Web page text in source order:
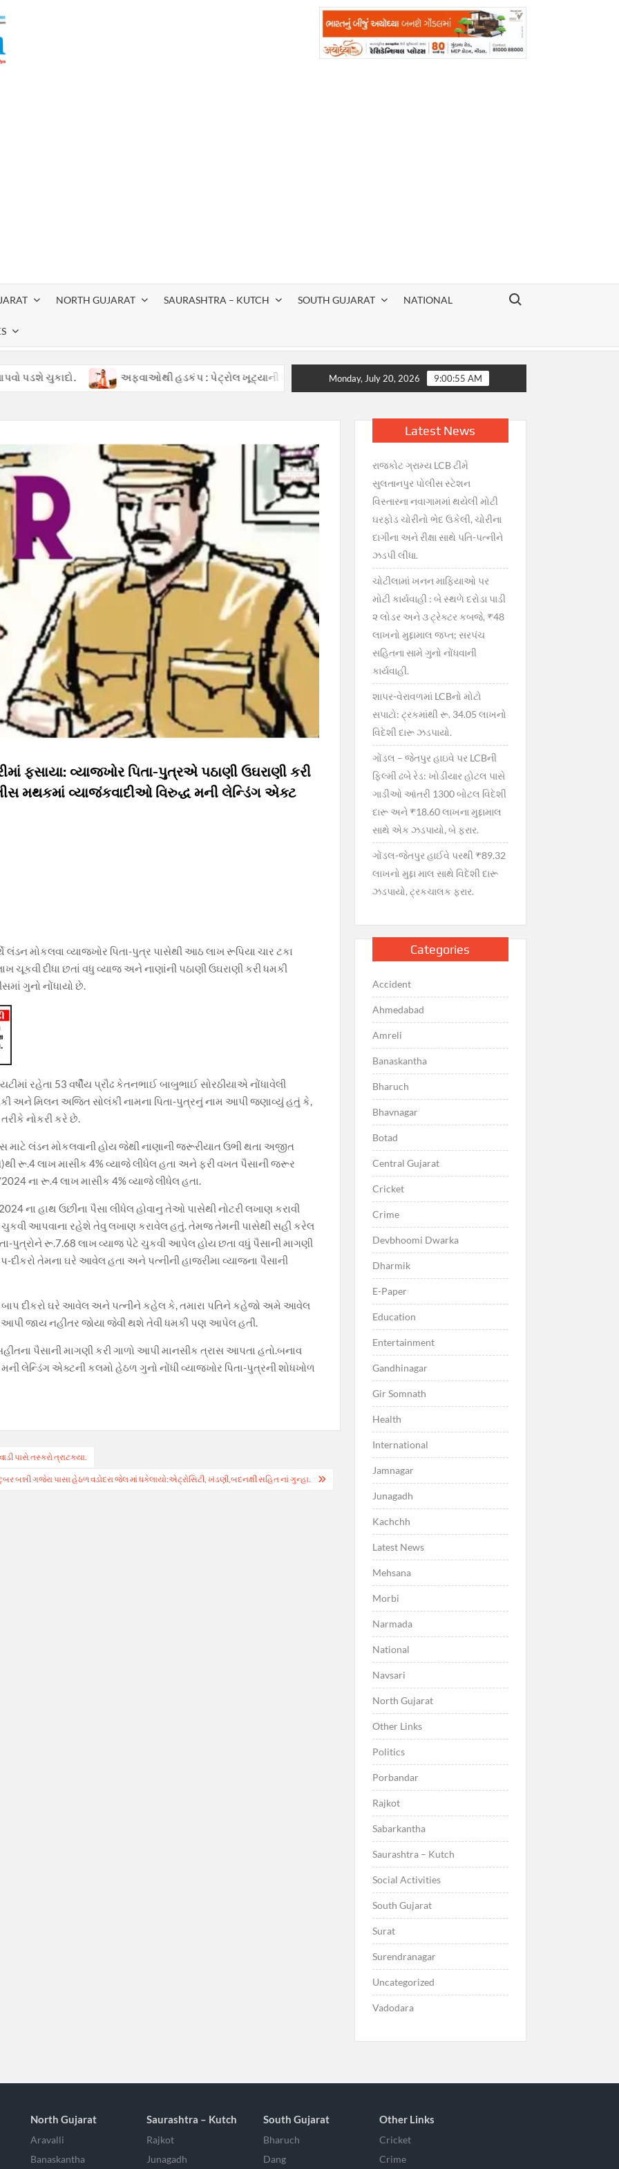
NORTH GUJARAT SAURASHTRA – KUTCH SOUTH GUJARAT NATIONAL
Search for:
અફવાઓથી હડકંપ : પેટ્રોલ ખૂટ્યાની ખોટી વાતોથી ગુજરાતમાં ગભરાટ, સરકારની તાત્કાલિક સ્પષ્ટતા : જથ્થો પૂરતો છે,
Monday, July 20, 2026 9:00:56 AM
ફસાયા: વ્યાજખોર પિતા-પુત્રએ પઠાણી ઉઘરાણી કરી
મથકમાં વ્યાજંકવાદીઓ વિરુદ્ધ મની લેન્ડિંગ એક્ટ
મોકલવા વ્યાજખોર પિતા-પુત્ર પાસેથી આઠ લાખ રૂપિયા ચાર ટકા
ચૂકવી દીધા છતાં વધુ વ્યાજ અને નાણાંની પઠાણી ઉઘરાણી કરી ધમકી
ગુનો નોંધાયો છે.
રહેતા 53 વર્ષીય પ્રૌઢ કેતનભાઈ બાબુભાઈ સોરઠીયાએ નોંધાવેલી
અને મિલન અજિત સોલંકી નામના પિતા-પુત્રનું નામ આપી જણાવ્યું હતું કે,
નોકરી કરે છે.
માટે લંડન મોકલવાની હોય જેથી નાણાની જરૂરીયાત ઉભી થતા અજીત
રૂ.4 લાખ માસીક 4% વ્યાજે લીધેલ હતા અને ફરી વખત પૈસાની જરૂર
ના રૂ.4 લાખ માસીક 4% વ્યાજે લીધેલ હતા.
ના હાથ ઉછીના પૈસા લીધેલ હોવાનુ તેઓ પાસેથી નોટરી લખાણ કરાવી
આપવાના રહેશે તેવુ લખાણ કરાવેલ હતું. તેમજ તેમની પાસેથી સહી કરેલ
પુત્રોને રૂ.7.68 લાખ વ્યાજ પેટે ચુકવી આપેલ હોય છતા વધું પૈસાની માગણી
તેમના ઘરે આવેલ હતા અને પત્નીની હાજરીમા વ્યાજના પૈસાની
બાપ દીકરો ઘરે આવેલ અને પત્નીને કહેલ કે, તમારા પતિને કહેજો અમે આવેલ
જાય નહીતર જોયા જેવી થશે તેવી ધમકી પણ આપેલ હતી.
પૈસાની માગણી કરી ગાળો આપી માનસીક ત્રાસ આપતા હતો.બનાવ
લેન્ડિંગ એક્ટની કલમો હેઠળ ગુનો નોંધી વ્યાજખોર પિતા-પુત્રની શોધખોળ
પાસે તસ્કરો ત્રાટકયા.
બન્ની ગજેરા પાસા હેઠળ વડોદરા જેલ માં ધકેલાયો:એટ્રોસિટી, ખંડણી,બદનક્ષી સહિત નાં ગુન્હા.
Latest News
રાજકોટ ગ્રામ્ય LCB ટીમે
સુલતાનપુર પોલીસ સ્ટેશન
વિસ્તારના નવાગામમાં થયેલી મોટી
ઘરફોડ ચોરીનો ભેદ ઉકેલી, ચોરીના
દાગીના અને રીક્ષા સાથે પતિ-પત્નીને
ઝડપી લીધા.
ચોટીલામાં ખનન માફિયાઓ પર
મોટી કાર્યવાહી : બે સ્થળે દરોડા પાડી
૨ લોડર અને ૩ ટ્રેક્ટર કબજે, ₹48
લાખનો મુદ્દામાલ જપ્ત; સરપંચ
સહિતના સામે ગુનો નોંધવાની
કાર્યવાહી.
શાપર-વેરાવળમાં LCBનો મોટો
સપાટો: ટ્રકમાંથી રૂ. 34.05 લાખનો
વિદેશી દારૂ ઝડપાયો.
ગોંડલ – જેતપુર હાઇવે પર LCBની
ફિલ્મી ઢબે રેડ: ખોડીયાર હોટલ પાસે
ગાડીઓ આંતરી 1300 બોટલ વિદેશી
દારૂ અને ₹18.60 લાખના મુદ્દામાલ
સાથે એક ઝડપાયો, બે ફરાર.
ગોંડલ-જેતપુર હાઈવે પરથી ₹89.32
લાખનો મુદ્દા માલ સાથે વિદેશી દારૂ
ઝડપાયો, ટ્રકચાલક ફરાર.
Categories
Accident
Ahmedabad
Amreli
Banaskantha
Bharuch
Bhavnagar
Botad
Central Gujarat
Cricket
Crime
Devbhoomi Dwarka
Dharmik
E-Paper
Education
Entertainment
Gandhinagar
Gir Somnath
Health
International
Jamnagar
Junagadh
Kachchh
Latest News
Mehsana
Morbi
Narmada
National
Navsari
North Gujarat
Other Links
Politics
Porbandar
Rajkot
Sabarkantha
Saurashtra – Kutch
Social Activities
South Gujarat
Surat
Surendranagar
Uncategorized
Vadodara
North Gujarat
Aravalli
Banaskantha
Saurashtra – Kutch
Rajkot
Junagadh
South Gujarat
Bharuch
Dang
Other Links
Cricket
Crime